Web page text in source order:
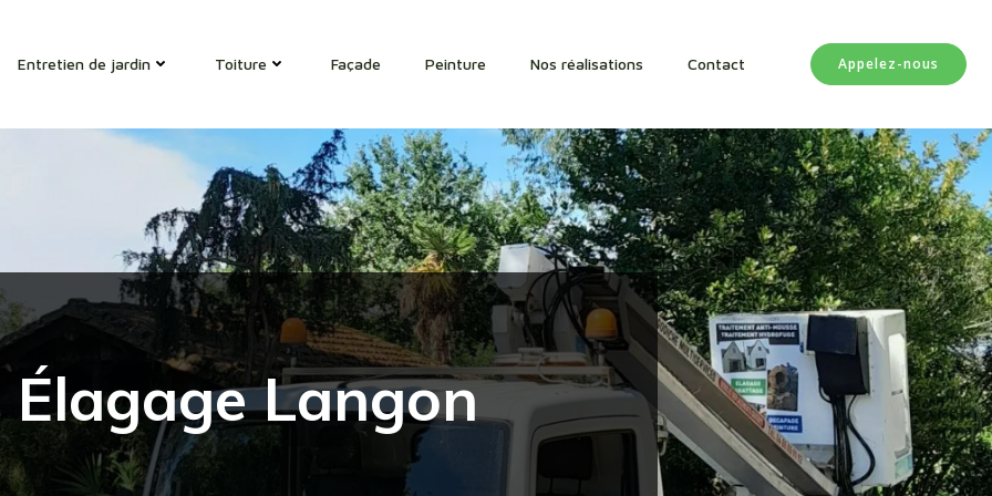
Entretien de jardin Toiture Façade Peinture Nos réalisations Contact Appelez-nous
Élagage Langon